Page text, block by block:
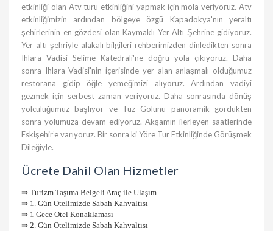
etkinliği olan Atv turu etkinliğini yapmak için mola veriyoruz. Atv
etkinliğimizin ardından bölgeye özgü Kapadokya'nın yeraltı
şehirlerinin en gözdesi olan Kaymaklı Yer Altı Şehrine gidiyoruz.
Yer altı şehriyle alakalı bilgileri rehberimizden dinledikten sonra
Ihlara Vadisi Selime Katedrali'ne doğru yola çıkıyoruz. Daha
sonra Ihlara Vadisi'nin içerisinde yer alan anlaşmalı olduğumuz
restorana gidip öğle yemeğimizi alıyoruz. Ardından vadiyi
gezmek için serbest zaman veriyoruz. Daha sonrasında dönüş
yolculuğumuz başlıyor ve Tuz Gölünü panoramik gördükten
sonra yolumuza devam ediyoruz. Akşamın ilerleyen saatlerinde
Eskişehir’e varıyoruz. Bir sonra ki Yöre Tur Etkinliğinde Görüşmek
Dileğiyle.
Ücrete Dahil Olan Hizmetler
⇒ Turizm Taşıma Belgeli Araç ile Ulaşım
⇒ 1. Gün Otelimizde Sabah Kahvaltısı
⇒ 1 Gece Otel Konaklaması
⇒ 2. Gün Otelimizde Sabah Kahvaltısı